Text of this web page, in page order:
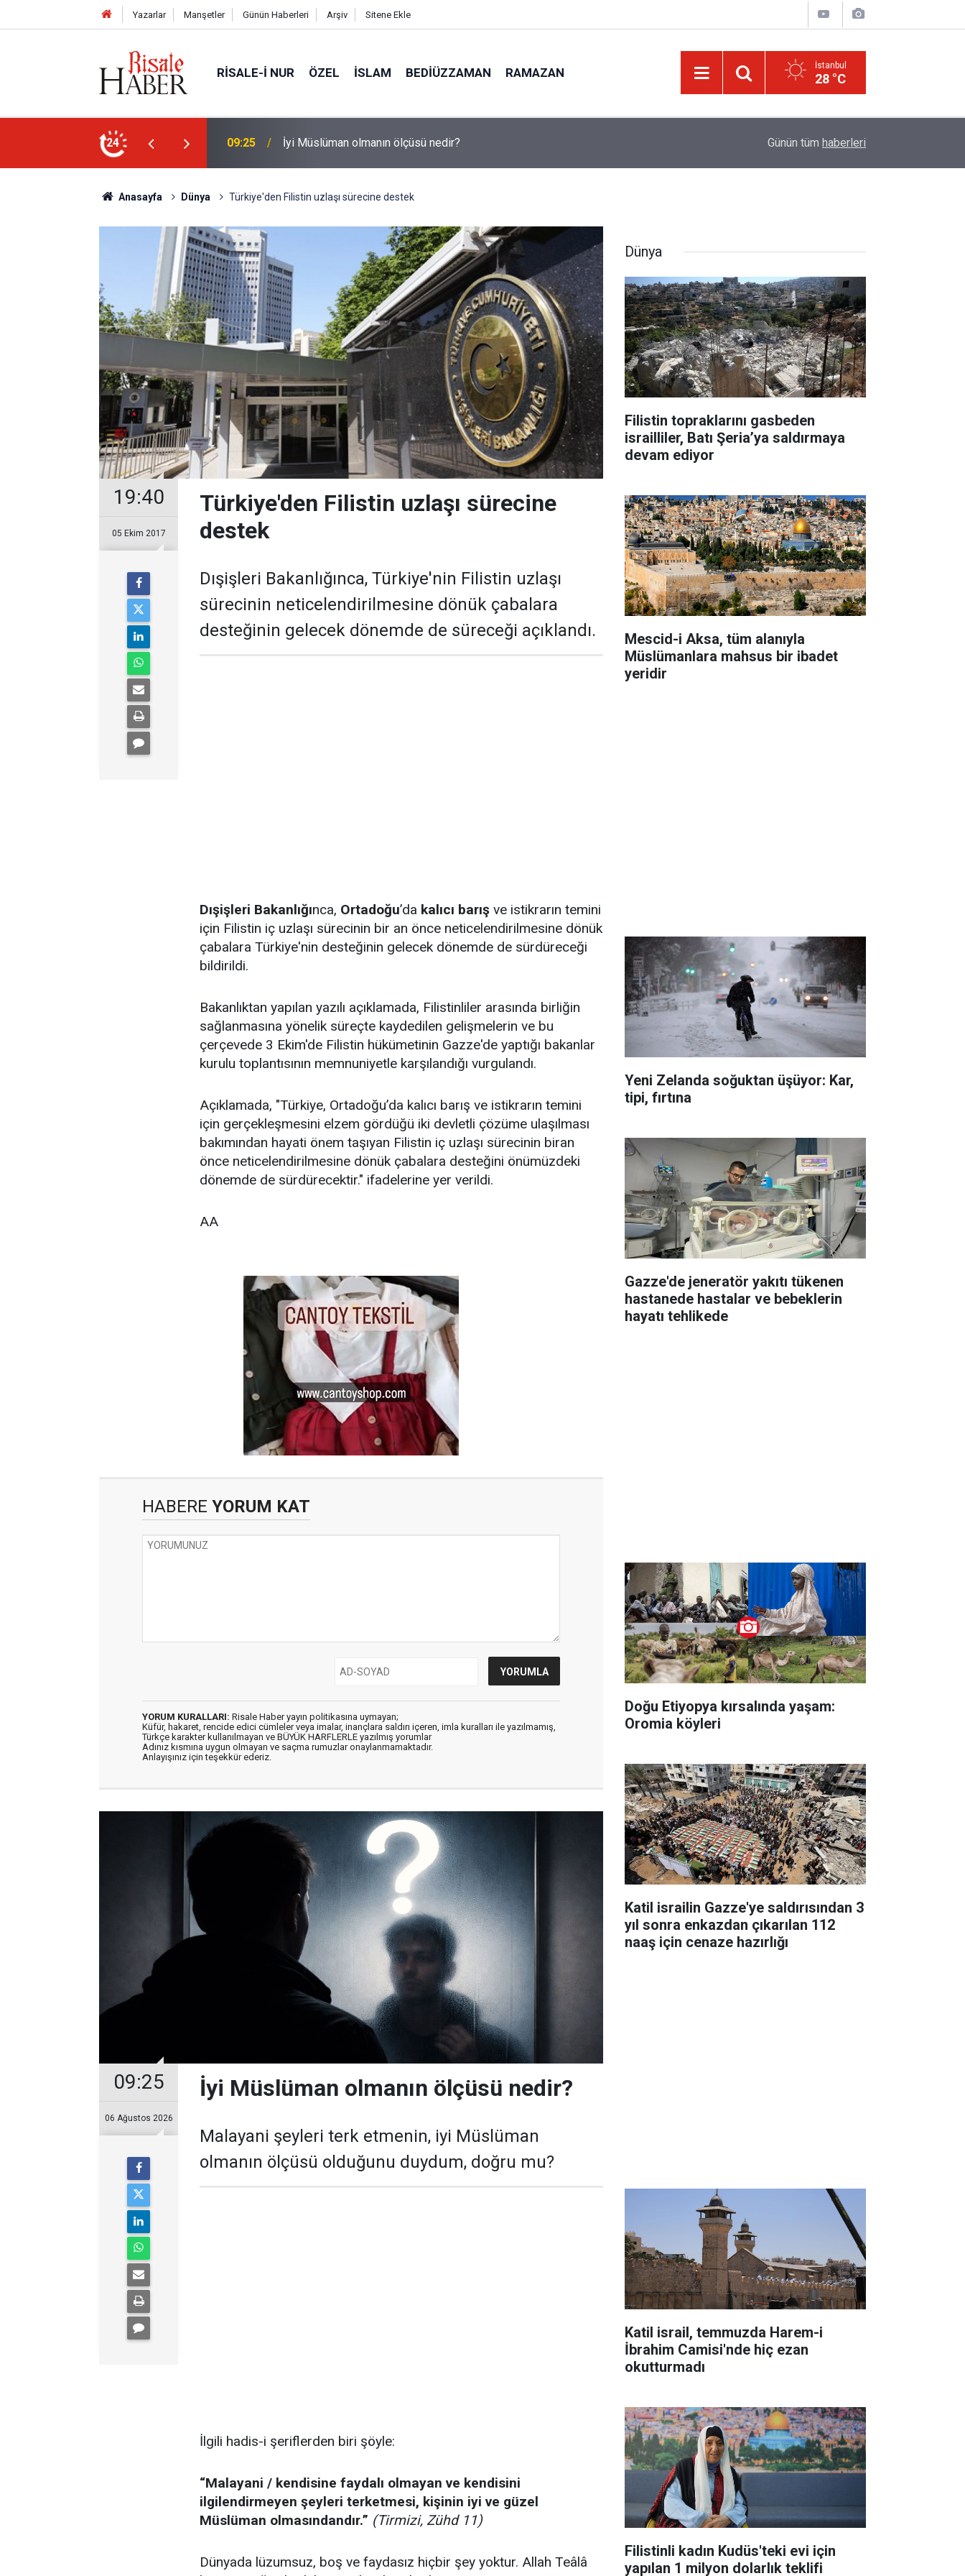
Yazarlar Manşetler Günün Haberleri Arşiv Sitene Ekle
RISALE-I NUR ÖZEL İSLAM BEDIÜZZAMAN RAMAZAN İstanbul
28 °C
24 08:47 LGS yerleştirme raporu açıklandı: Şampiyonların tercih ettiği liseler Erciyes'te 'Perseid meteor yağmuru' izlenecek
Günün tüm haberleri
Anasayfa Dünya Türkiye'den Filistin uzlaşı sürecine destek
19:40
05 Ekim 2017
Türkiye'den Filistin uzlaşı sürecine
destek
Dışişleri Bakanlığınca, Türkiye'nin Filistin uzlaşı
sürecinin neticelendirilmesine dönük çabalara
desteğinin gelecek dönemde de süreceği açıklandı.
Dışişleri Bakanlığınca, Ortadoğu’da kalıcı barış ve istikrarın temini
için Filistin iç uzlaşı sürecinin bir an önce neticelendirilmesine dönük
çabalara Türkiye'nin desteğinin gelecek dönemde de sürdüreceği
bildirildi.
Bakanlıktan yapılan yazılı açıklamada, Filistinliler arasında birliğin
sağlanmasına yönelik süreçte kaydedilen gelişmelerin ve bu
çerçevede 3 Ekim'de Filistin hükümetinin Gazze'de yaptığı bakanlar
kurulu toplantısının memnuniyetle karşılandığı vurgulandı.
Açıklamada, "Türkiye, Ortadoğu’da kalıcı barış ve istikrarın temini
için gerçekleşmesini elzem gördüğü iki devletli çözüme ulaşılması
bakımından hayati önem taşıyan Filistin iç uzlaşı sürecinin biran
önce neticelendirilmesine dönük çabalara desteğini önümüzdeki
dönemde de sürdürecektir." ifadelerine yer verildi.
AA
HABERE YORUM KAT
YORUM KURALLARI: Risale Haber yayın politikasına uymayan;
Küfür, hakaret, rencide edici cümleler veya imalar, inançlara saldırı içeren, imla kuralları ile yazılmamış,
Türkçe karakter kullanılmayan ve BÜYÜK HARFLERLE yazılmış yorumlar
Adınız kısmına uygun olmayan ve saçma rumuzlar onaylanmamaktadır.
Anlayışınız için teşekkür ederiz.
09:25
06 Ağustos 2026
İyi Müslüman olmanın ölçüsü nedir?
Malayani şeyleri terk etmenin, iyi Müslüman
olmanın ölçüsü olduğunu duydum, doğru mu?
İlgili hadis-i şeriflerden biri şöyle:
“Malayani / kendisine faydalı olmayan ve kendisini
ilgilendirmeyen şeyleri terketmesi, kişinin iyi ve güzel
Müslüman olmasındandır.” (Tirmizi, Zühd 11)
Dünyada lüzumsuz, boş ve faydasız hiçbir şey yoktur. Allah Teâlâ
Dünya
Filistin topraklarını gasbeden
israilliler, Batı Şeria’ya saldırmaya
devam ediyor
Mescid-i Aksa, tüm alanıyla
Müslümanlara mahsus bir ibadet
yeridir
Yeni Zelanda soğuktan üşüyor: Kar,
tipi, fırtına
Gazze'de jeneratör yakıtı tükenen
hastanede hastalar ve bebeklerin
hayatı tehlikede
Doğu Etiyopya kırsalında yaşam:
Oromia köyleri
Katil israilin Gazze'ye saldırısından 3
yıl sonra enkazdan çıkarılan 112
naaş için cenaze hazırlığı
Katil israil, temmuzda Harem-i
İbrahim Camisi'nde hiç ezan
okutturmadı
Filistinli kadın Kudüs'teki evi için
yapılan 1 milyon dolarlık teklifi